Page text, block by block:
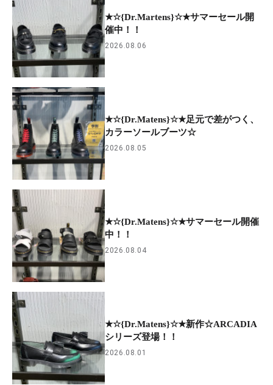
★☆{Dr.Martens}☆★サマーセール開
催中！！
2026.08.06
★☆{Dr.Matens}☆★足元で差がつく、
カラーソールブーツ☆
2026.08.05
★☆{Dr.Matens}☆★サマーセール開催
中！！
2026.08.04
★☆{Dr.Matens}☆★新作☆ARCADIA
シリーズ登場！！
2026.08.01